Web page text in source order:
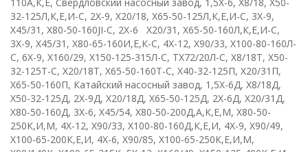
32-125Л,К,Е,И-С, 2X-9, X20/18, Х65-50-125Л,К,Е,И-С, 3Х-9,
X45/31 , X80-50-160JI-C, 2X-6 Х20/31 , Х65-50-160Л,К,Е,И-С,
3Х-9, Х45/31 , Х80-65-160И,Е,К-С, 4X-12, Х90/33, Х100-80-160Л-
С, 6X-9, Х160/29, Х150-125-315Л-С, ТХ72/20Л-С, Х8/18Т, X50-
32-125T-C, Х20/18Т, X65-50-160T-C, Х40-32-125П, Х20/31П,
Х65-50-160П, Катайский насосный завод, 1,5Х-6Д, Х8/18Д,
Х50-32-125Д, 2Х-9Д, Х20/18Д, Х65-50-125Д, 2Х-6Д, Х20/31Д,
Х80-50-160Д, 3Х-6, Х45/54, Х80-50-200Д,А,К,Е,М, Х80-50-
250К,И,М, 4X-12, Х90/33, Х100-80-160Д,К,Е,И, 4X-9, Х90/49,
Х100-65-200К,Е,И, 4X-6, Х90/85, Х100-65-250К,Е,И,М,